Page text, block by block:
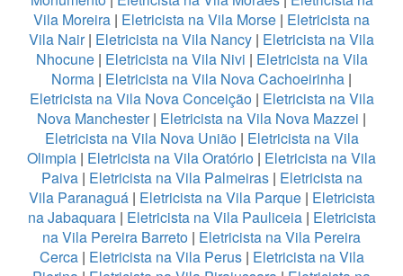
Vila Moreira | Eletricista na Vila Morse | Eletricista na
Vila Nair| Eletricista na Vila Nancy | Eletricista na Vila
Nhocune| Eletricista na Vila Nivi | Eletricista na Vila
Norma | Eletricista na Vila Nova Cachoeirinha |
Eletricista na Vila Nova Conceição| Eletricista na Vila
Nova Manchester| Eletricista na Vila Nova Mazzei |
Eletricista na Vila Nova União| Eletricista na Vila
Olimpia | Eletricista na Vila Oratório | Eletricista na Vila
Paiva| Eletricista na Vila Palmeiras| Eletricista na
Vila Paranaguá| Eletricista na Vila Parque| Eletricista
na Jabaquara| Eletricista na Vila Pauliceia| Eletricista
na Vila Pereira Barreto | Eletricista na Vila Pereira
Cerca| Eletricista na Vila Perus| Eletricista na Vila